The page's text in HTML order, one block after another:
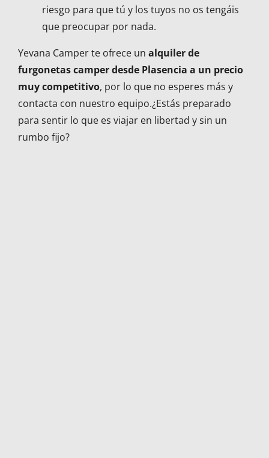
riesgo para que tú y los tuyos no os tengáis
que preocupar por nada.
Yevana Camper te ofrece un alquiler de
furgonetas camper desde Plasencia a un precio
muy competitivo, por lo que no esperes más y
contacta con nuestro equipo.¿Estás preparado
para sentir lo que es viajar en libertad y sin un
rumbo fijo?